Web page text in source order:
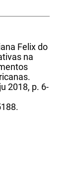
Felix do
na
2018, p. 6-